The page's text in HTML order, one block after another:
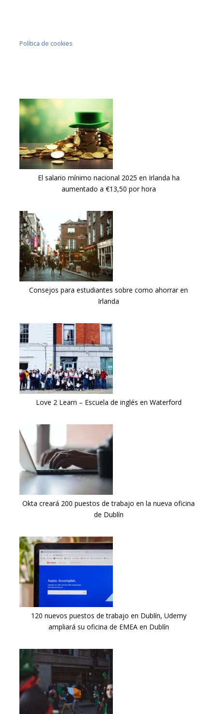
Política de cookies
El salario mínimo nacional 2025 en Irlanda ha
aumentado a €13,50 por hora
Consejos para estudiantes sobre como ahorrar en
Irlanda
Love 2 Learn – Escuela de inglés en Waterford
Okta creará 200 puestos de trabajo en la nueva oficina
de Dublín
120 nuevos puestos de trabajo en Dublín, Udemy
ampliará su oficina de EMEA en Dublín